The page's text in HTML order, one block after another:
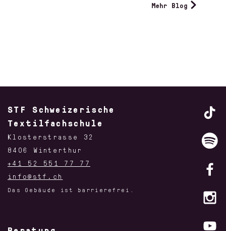
Mehr Blog
STF Schweizerische
Textilfachschule
Klosterstrasse 32
8406 Winterthur
+41 52 551 77 77
info@stf.ch
Das Gebäude ist barrierefrei.